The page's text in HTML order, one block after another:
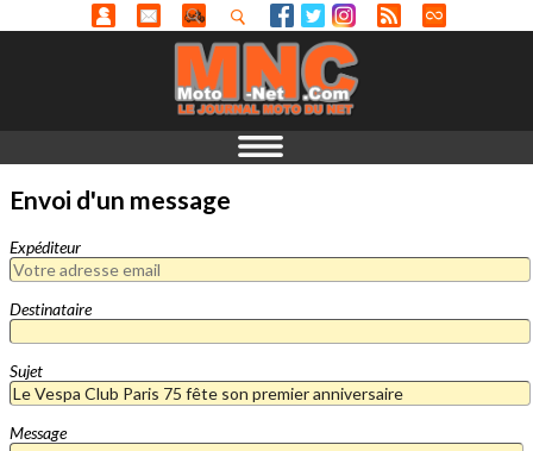
Envoi d'un message
Expéditeur
Destinataire
Sujet
Message